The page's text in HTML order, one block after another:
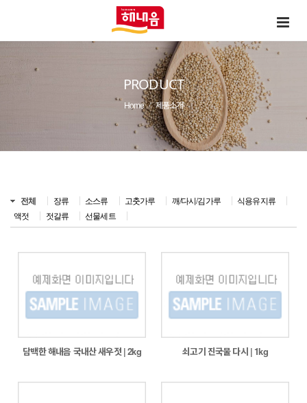
PRODUCT
Home 제품소개
전체 장류 소스류 고춧가루 깨/다시/김가루
식용유지류
액젓
젓갈류 선물세트
담백한 해내음 국내산 새우젓 | 2kg 쇠고기 진국물 다시 | 1kg